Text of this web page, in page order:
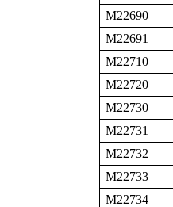
M22690
M22691
M22710
M22720
M22730
M22731
M22732
M22733
M22734